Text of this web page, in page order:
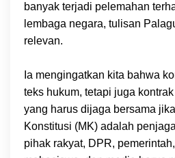
banyak terjadi pelemahan
lembaga negara, tulisan
relevan.
Ia mengingatkan kita bahwa
teks hukum, tetapi juga
yang harus dijaga bersama
Konstitusi (MK) adalah
pihak rakyat, DPR,